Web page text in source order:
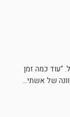
“עוד כמה זמן